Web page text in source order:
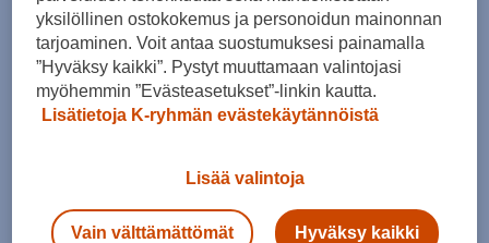
Kokotaulukko
yksilöllinen ostokokemus ja personoidun mainonnan
tarjoaminen. Voit antaa suostumuksesi painamalla
”Hyväksy kaikki”. Pystyt muuttamaan valintojasi
myöhemmin ”Evästeasetukset”-linkin kautta.
Lisätietoja K-ryhmän evästekäytännöistä
Lisää valintoja
Vain välttämättömät Hyväksy kaikki